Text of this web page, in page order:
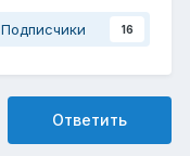
Подписчики 16
Ответить